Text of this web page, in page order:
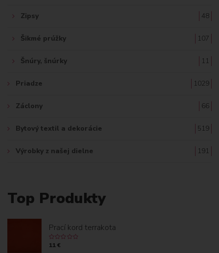
Zipsy 48
Šikmé prúžky 107
Šnúry, šnúrky 11
Priadze 1029
Záclony 66
Bytový textil a dekorácie 519
Výrobky z našej dielne 191
Top Produkty
Prací kord terrakota
11 €